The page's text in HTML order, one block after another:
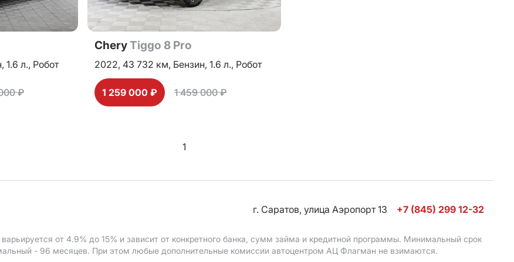
1.6 л., Робот
₽
CheryTiggo 8 Pro
2022, 43 732 км, Бензин, 1.6 л., Робот
1 259 000 ₽ 1 459 000 ₽
1
г. Саратов, улица Аэропорт 13 +7 (845) 299 12-32
от 4.9% до 15% и зависит от конкретного банка, сумм займа и кредитной программы. Минимальный срок
- 96 месяцев. При этом любые дополнительные комиссии автоцентром АЦ Флагман не взимаются.